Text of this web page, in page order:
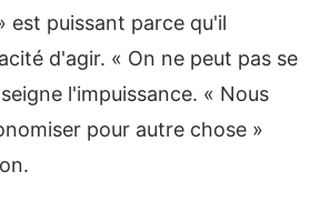
est puissant parce qu'il
d'agir. « On ne peut pas se
l'impuissance. « Nous
pour autre chose »